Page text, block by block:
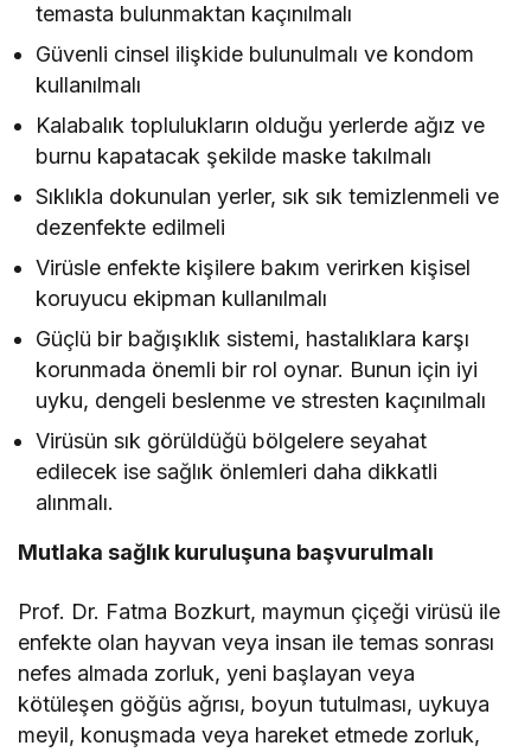
temasta bulunmaktan kaçınılmalı
Güvenli cinsel ilişkide bulunulmalı ve kondom
kullanılmalı
Kalabalık toplulukların olduğu yerlerde ağız ve
burnu kapatacak şekilde maske takılmalı
Sıklıkla dokunulan yerler, sık sık temizlenmeli ve
dezenfekte edilmeli
Virüsle enfekte kişilere bakım verirken kişisel
koruyucu ekipman kullanılmalı
Güçlü bir bağışıklık sistemi, hastalıklara karşı
korunmada önemli bir rol oynar. Bunun için iyi
uyku, dengeli beslenme ve stresten kaçınılmalı
Virüsün sık görüldüğü bölgelere seyahat
edilecek ise sağlık önlemleri daha dikkatli
alınmalı.
Mutlaka sağlık kuruluşuna başvurulmalı
Prof. Dr. Fatma Bozkurt, maymun çiçeği virüsü ile
enfekte olan hayvan veya insan ile temas sonrası
nefes almada zorluk, yeni başlayan veya
kötüleşen göğüs ağrısı, boyun tutulması, uykuya
meyil, konuşmada veya hareket etmede zorluk,